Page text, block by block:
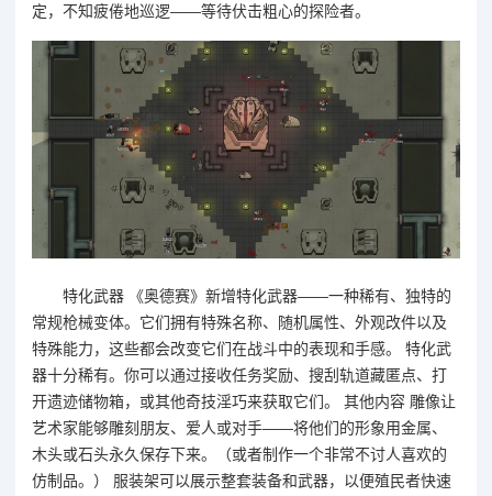
定，不知疲倦地巡逻——等待伏击粗心的探险者。
特化武器 《奥德赛》新增特化武器——一种稀有、独特的
常规枪械变体。它们拥有特殊名称、随机属性、外观改件以及
特殊能力，这些都会改变它们在战斗中的表现和手感。 特化武
器十分稀有。你可以通过接收任务奖励、搜刮轨道藏匿点、打
开遗迹储物箱，或其他奇技淫巧来获取它们。 其他内容 雕像让
艺术家能够雕刻朋友、爱人或对手——将他们的形象用金属、
木头或石头永久保存下来。（或者制作一个非常不讨人喜欢的
仿制品。） 服装架可以展示整套装备和武器，以便殖民者快速